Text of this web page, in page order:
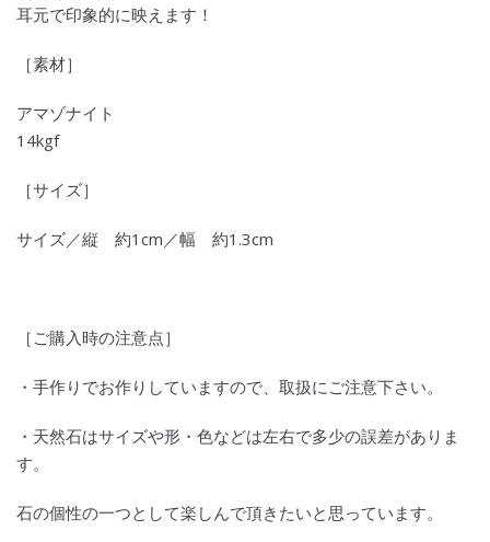
耳元で印象的に映えます！
［素材］
アマゾナイト
14kgf
［サイズ］
サイズ／縦 約1cm／幅 約1.3cm
［ご購入時の注意点］
・手作りでお作りしていますので、取扱にご注意下さい。
・天然石はサイズや形・色などは左右で多少の誤差がありま
す。
石の個性の一つとして楽しんで頂きたいと思っています。